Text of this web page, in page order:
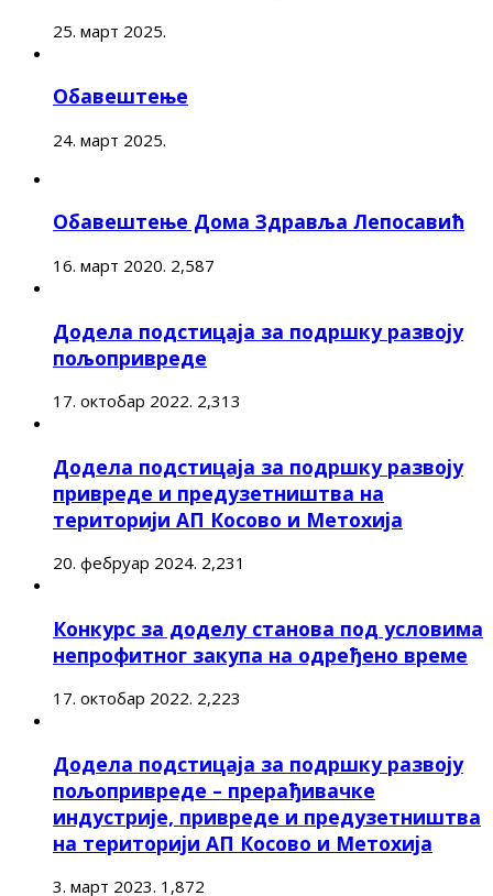
25. март 2025.
Обавештење
24. март 2025.
Обавештење Дома Здравља Лепосавић
16. март 2020. 2,587
Додела подстицаја за подршку развоју
пољопривреде
17. октобар 2022. 2,313
Додела подстицаја за подршку развоју
привреде и предузетништва на
територији АП Косово и Метохија
20. фебруар 2024. 2,231
Конкурс за доделу станова под условима
непрофитног закупа на одређено време
17. октобар 2022. 2,223
Додела подстицаја за подршку развоју
пољопривреде – прерађивачке
индустрије, привреде и предузетништва
на територији АП Косово и Метохија
3. март 2023. 1,872